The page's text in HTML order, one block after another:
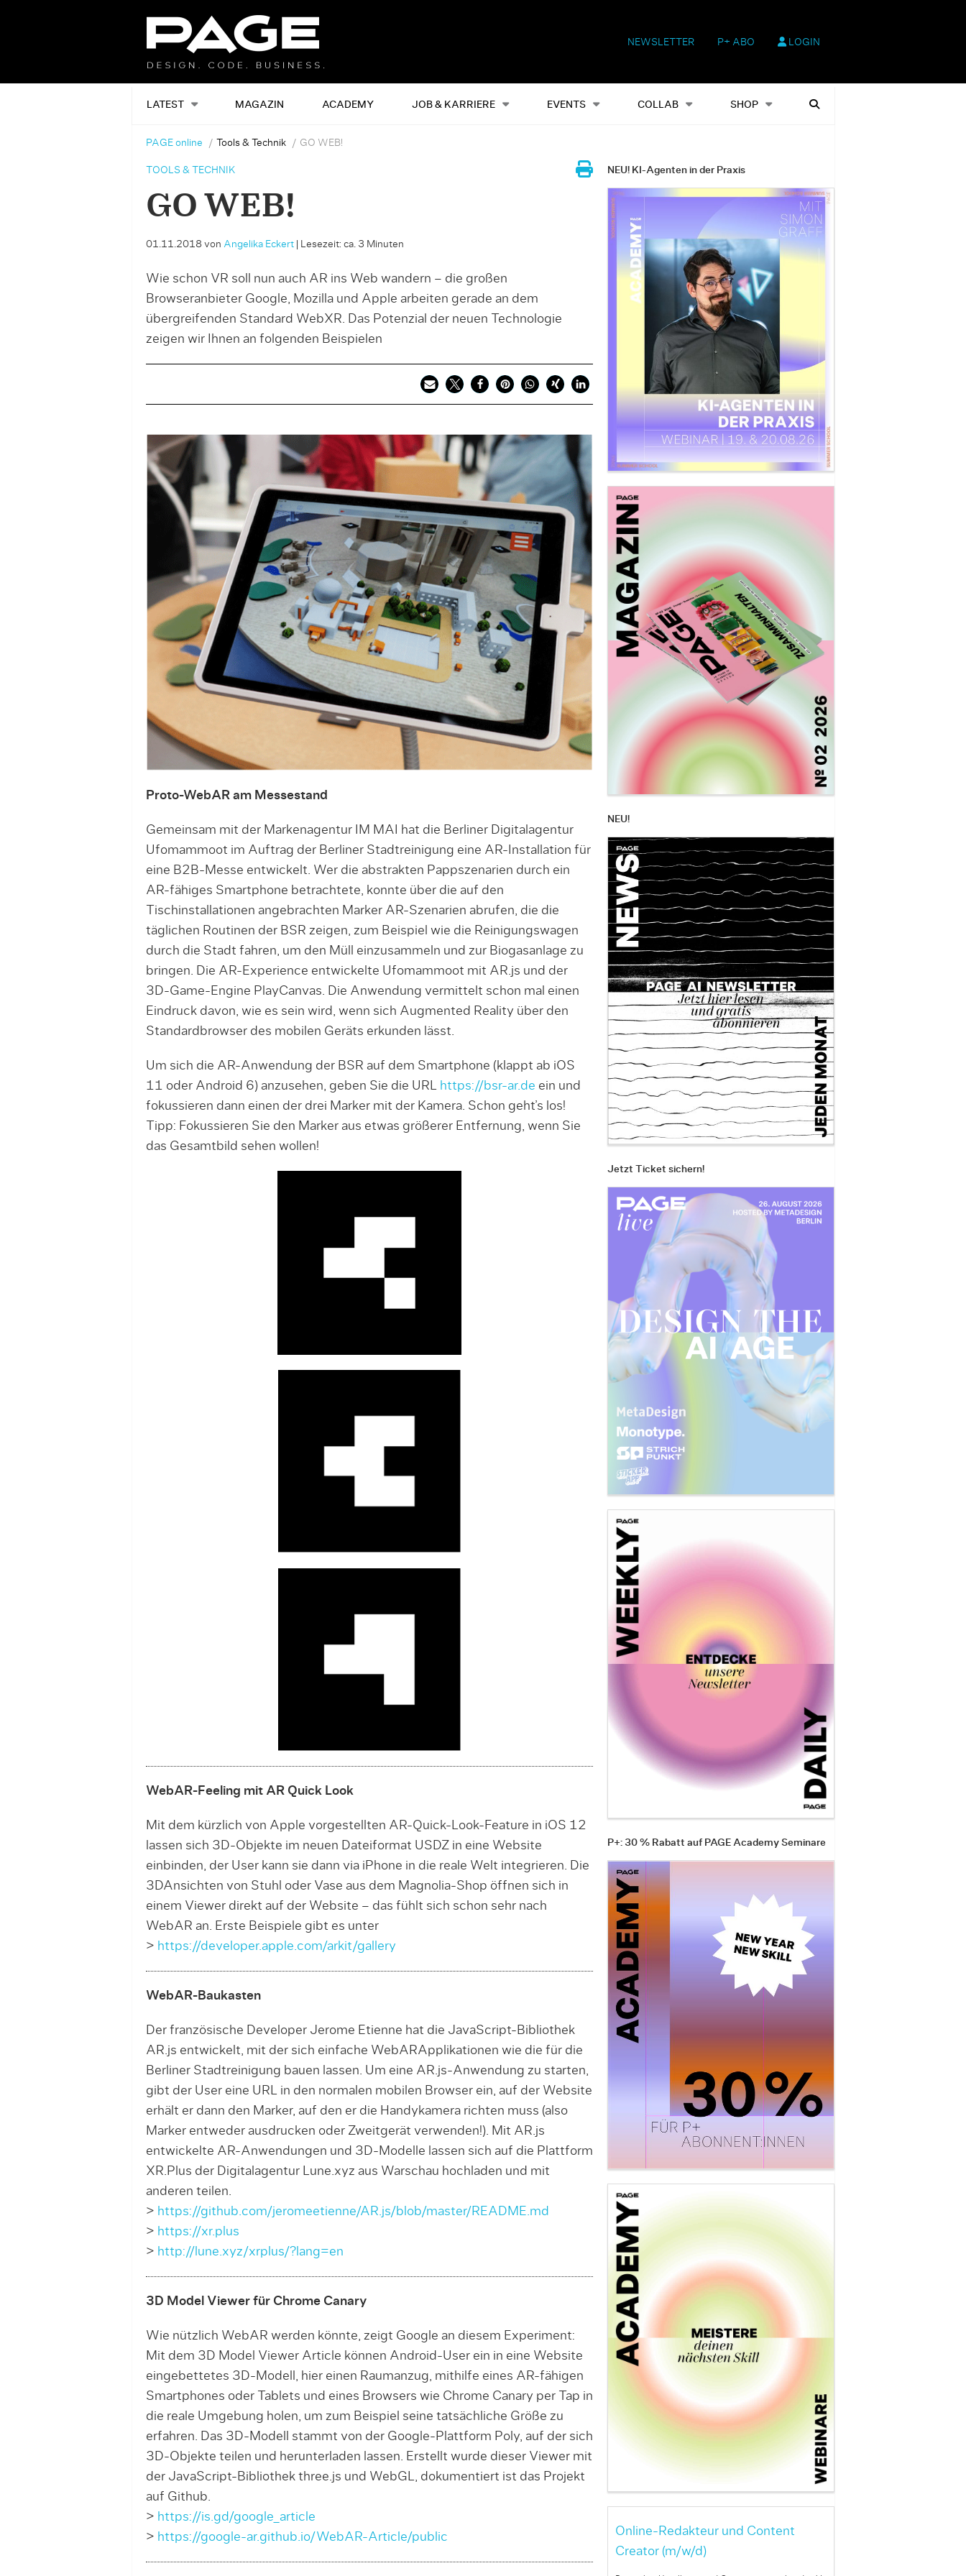
NEWSLETTER P+ ABO LOGIN
LATEST MAGAZIN ACADEMY JOB & KARRIERE EVENTS COLLAB SHOP
Alles Events Shop Heftausgaben Suchen
PAGE online Tools & Technik GO WEB!
TOOLS & TECHNIK
GO WEB!
01.11.2018 von Angelika Eckert| Lesezeit: ca. 3 Minuten
Wie schon VR soll nun auch AR ins Web wandern – die großen
Browseranbieter Google, Mozilla und Apple arbeiten gerade an dem
übergreifenden Standard WebXR. Das Potenzial der neuen Technologie
zeigen wir Ihnen an folgenden Beispielen
Proto-WebAR am Messestand
Gemeinsam mit der Markenagentur IM MAI hat die Berliner Digitalagentur
Ufomammoot im Auftrag der Berliner Stadtreinigung eine AR-Installation für
eine B2B-Messe entwickelt. Wer die abstrakten Pappszenarien durch ein
AR-fähiges Smartphone betrachtete, konnte über die auf den
Tischinstallationen angebrachten Marker AR-Szenarien abrufen, die die
täglichen Routinen der BSR zeigen, zum Beispiel wie die Reinigungswagen
durch die Stadt fahren, um den Müll einzusammeln und zur Biogasanlage zu
bringen. Die AR-Experience entwickelte Ufomammoot mit AR.js und der
3D-Game-Engine PlayCanvas. Die Anwendung vermittelt schon mal einen
Eindruck davon, wie es sein wird, wenn sich Augmented Reality über den
Standardbrowser des mobilen Geräts erkunden lässt.
Um sich die AR-Anwendung der BSR auf dem Smartphone (klappt ab iOS
11 oder Android 6) anzusehen, geben Sie die URL https://bsr-ar.de ein und
fokussieren dann einen der drei Marker mit der Kamera. Schon geht’s los!
Tipp: Fokussieren Sie den Marker aus etwas größerer Entfernung, wenn Sie
das Gesamtbild sehen wollen!
WebAR-Feeling mit AR Quick Look
Mit dem kürzlich von Apple vorgestellten AR-Quick-Look-Feature in iOS 12
lassen sich 3D-Objekte im neuen Dateiformat USDZ in eine Website
einbinden, der User kann sie dann via iPhone in die reale Welt integrieren. Die
3DAnsichten von Stuhl oder Vase aus dem Magnolia-Shop öffnen sich in
einem Viewer direkt auf der Website – das fühlt sich schon sehr nach
WebAR an. Erste Beispiele gibt es unter
> https://developer.apple.com/arkit/gallery
WebAR-Baukasten
Der französische Developer Jerome Etienne hat die JavaScript-Bibliothek
AR.js entwickelt, mit der sich einfache WebARApplikationen wie die für die
Berliner Stadtreinigung bauen lassen. Um eine AR.js-Anwendung zu starten,
gibt der User eine URL in den normalen mobilen Browser ein, auf der Website
erhält er dann den Marker, auf den er die Handykamera richten muss (also
Marker entweder ausdrucken oder Zweitgerät verwenden!). Mit AR.js
entwickelte AR-Anwendungen und 3D-Modelle lassen sich auf die Plattform
XR.Plus der Digitalagentur Lune.xyz aus Warschau hochladen und mit
anderen teilen.
> https://github.com/jeromeetienne/AR.js/blob/master/README.md
> https://xr.plus
> http://lune.xyz/xrplus/?lang=en
3D Model Viewer für Chrome Canary
Wie nützlich WebAR werden könnte, zeigt Google an diesem Experiment:
Mit dem 3D Model Viewer Article können Android-User ein in eine Website
eingebettetes 3D-Modell, hier einen Raumanzug, mithilfe eines AR-fähigen
Smartphones oder Tablets und eines Browsers wie Chrome Canary per Tap in
die reale Umgebung holen, um zum Beispiel seine tatsächliche Größe zu
erfahren. Das 3D-Modell stammt von der Google-Plattform Poly, auf der sich
3D-Objekte teilen und herunterladen lassen. Erstellt wurde dieser Viewer mit
der JavaScript-Bibliothek three.js und WebGL, dokumentiert ist das Projekt
auf Github.
> https://is.gd/google_article
> https://google-ar.github.io/WebAR-Article/public
NEU! KI-Agenten in der Praxis
NEU!
Jetzt Ticket sichern!
P+: 30 % Rabatt auf PAGE Academy Seminare
Online-Redakteur und Content
Creator (m/w/d)